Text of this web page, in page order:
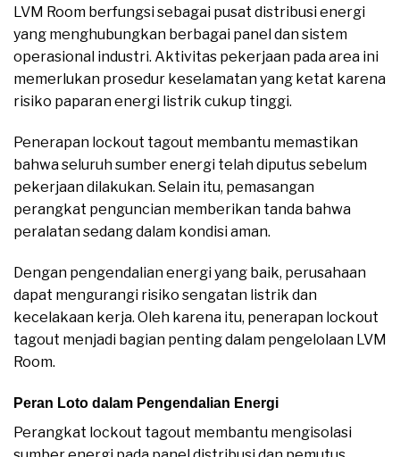
LVM Room berfungsi sebagai pusat distribusi energi
yang menghubungkan berbagai panel dan sistem
operasional industri. Aktivitas pekerjaan pada area ini
memerlukan prosedur keselamatan yang ketat karena
risiko paparan energi listrik cukup tinggi.
Penerapan lockout tagout membantu memastikan
bahwa seluruh sumber energi telah diputus sebelum
pekerjaan dilakukan. Selain itu, pemasangan
perangkat penguncian memberikan tanda bahwa
peralatan sedang dalam kondisi aman.
Dengan pengendalian energi yang baik, perusahaan
dapat mengurangi risiko sengatan listrik dan
kecelakaan kerja. Oleh karena itu, penerapan lockout
tagout menjadi bagian penting dalam pengelolaan LVM
Room.
Peran Loto dalam Pengendalian Energi
Perangkat lockout tagout membantu mengisolasi